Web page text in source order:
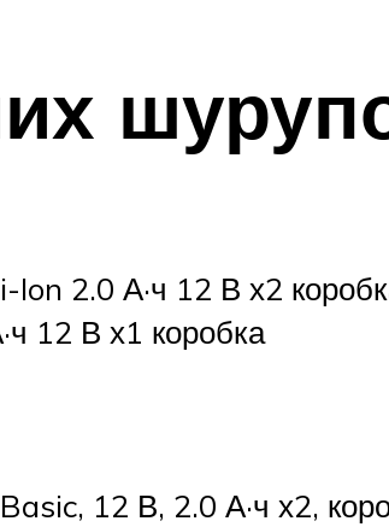
2.0 А·ч 12 В х2
12 В х1 коробка
12 В, 2.0 А·ч х2,